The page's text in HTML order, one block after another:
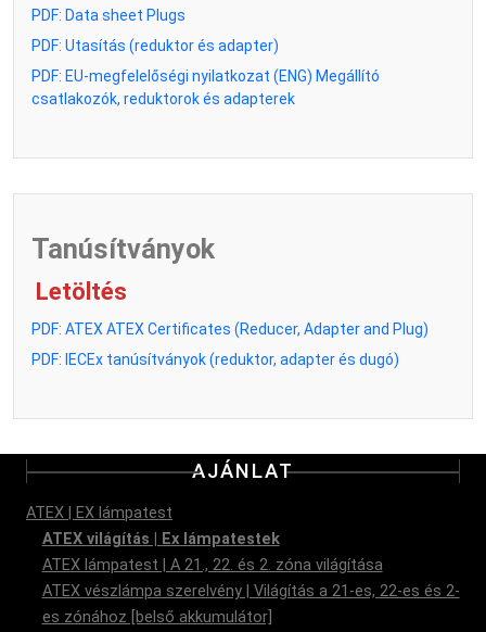
PDF: Data sheet Plugs
PDF: Utasítás (reduktor és adapter)
PDF: EU-megfelelőségi nyilatkozat (ENG) Megállító
csatlakozók, reduktorok és adapterek
Tanúsítványok
Letöltés
PDF: ATEX ATEX Certificates (Reducer, Adapter and Plug)
PDF: IECEx tanúsítványok (reduktor, adapter és dugó)
AJÁNLAT
ATEX | EX lámpatest
ATEX világítás | Ex lámpatestek
ATEX lámpatest | A 21., 22. és 2. zóna világítása
ATEX vészlámpa szerelvény | Világítás a 21-es, 22-es és 2-
es zónához [belső akkumulátor]